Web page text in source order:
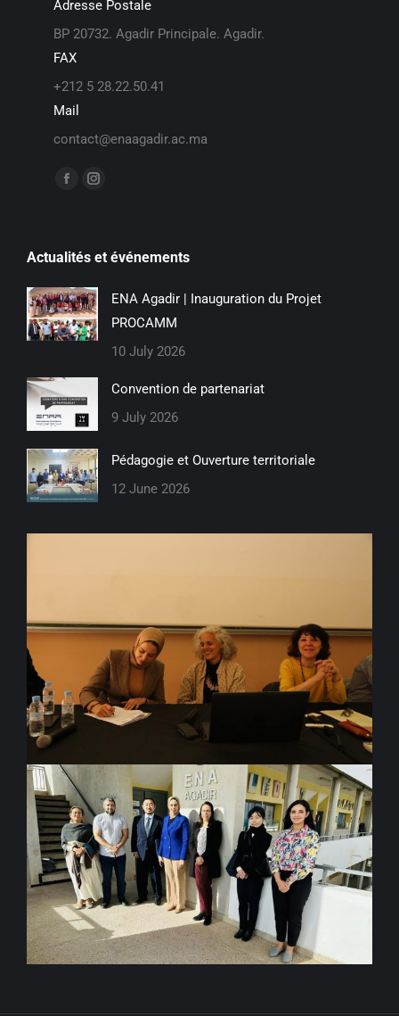
Adresse Postale
BP 20732. Agadir Principale. Agadir.
FAX
+212 5 28.22.50.41
Mail
contact@enaagadir.ac.ma
Find us on:
Actualités et événements
ENA Agadir | Inauguration du Projet
PROCAMM
10 July 2026
Convention de partenariat
9 July 2026
Pédagogie et Ouverture territoriale
12 June 2026